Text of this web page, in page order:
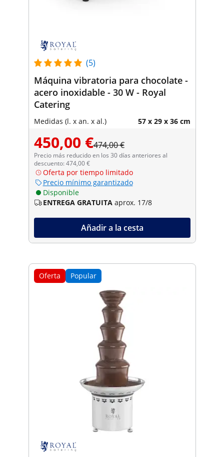
(5)
Máquina vibratoria para chocolate -
acero inoxidable - 30 W - Royal
Catering
Medidas (l. x an. x al.) 57 x 29 x 36 cm
450,00 €474,00 €
Precio más reducido en los 30 días anteriores al
descuento: 474,00 €
Oferta por tiempo limitado
Precio mínimo garantizado
Disponible
ENTREGA GRATUITA aprox. 17/8
Añadir a la cesta
Oferta Popular